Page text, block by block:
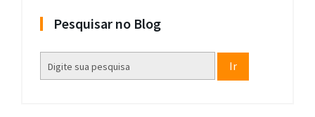
Pesquisar no Blog